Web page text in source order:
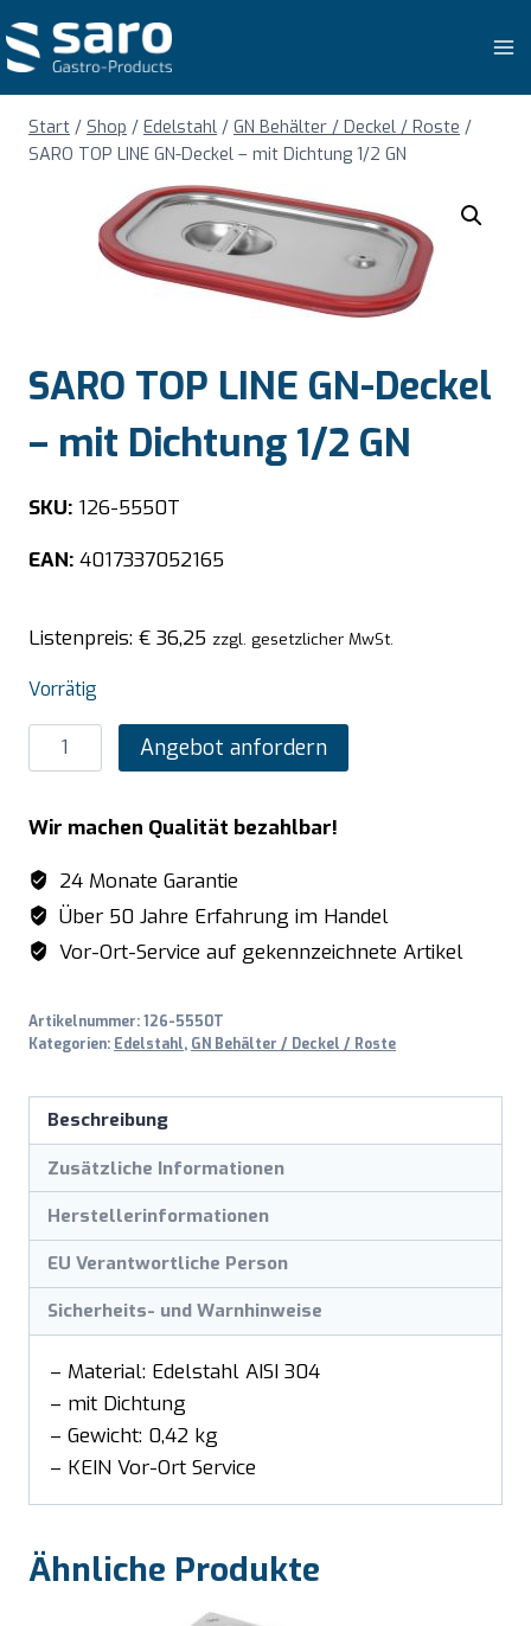
Inhalt
springen
Start / Shop / Edelstahl / GN Behälter / Deckel / Roste /
SARO TOP LINE GN-Deckel – mit Dichtung 1/2 GN
SARO TOP LINE GN-Deckel
– mit Dichtung 1/2 GN
SKU: 126-5550T
EAN: 4017337052165
Listenpreis: € 36,25 zzgl. gesetzlicher MwSt.
Vorrätig
SARO
TOP
GN-
Deckel
mit
Dichtung
GN
Menge
Angebot anfordern
Wir machen Qualität bezahlbar!
24 Monate Garantie
Über 50 Jahre Erfahrung im Handel
Vor-Ort-Service auf gekennzeichnete Artikel
Artikelnummer:126-5550T
Kategorien: Edelstahl, GN Behälter / Deckel / Roste
Beschreibung
Zusätzliche Informationen
Herstellerinformationen
EU Verantwortliche Person
Sicherheits- und Warnhinweise
– Material: Edelstahl AISI 304
– mit Dichtung
– Gewicht: 0,42 kg
– KEIN Vor-Ort Service
Ähnliche Produkte